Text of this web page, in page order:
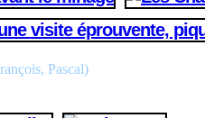
Pascal)